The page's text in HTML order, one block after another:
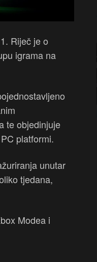
Riječ je o
igrama na
te objedinjuje
platformi.
unutar
tjedana,
Modea i